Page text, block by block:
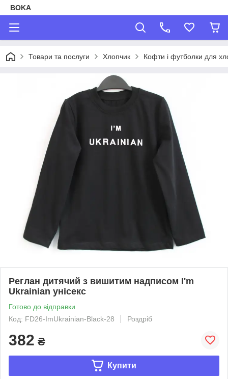
BOKA
Товари та послуги Хлопчик Кофти і футболки для
Реглан дитячий з вишитим надписом I'm
Ukrainian унісекс
Готово до відправки
Код: FD26-ImUkrainian-Black-28
Роздріб
382 ₴
Купити